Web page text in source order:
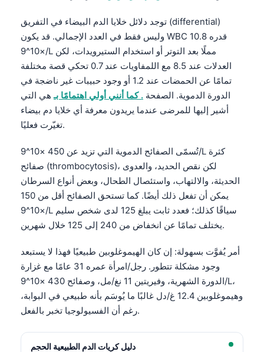
توجد دلائل خلايا الدم البيضاء في التفريق (differential)
وليس فقط في العدد الإجمالي. قد يكون WBC قدره 10.8
×10^9/L مملًا بعد التوتر أو استخدام الستيرويدات، لكن
العدلات عند 8.5 مع اللمفاويات عند 0.7 تحكي قصة مختلفة
تمامًا عن الحمضات عند 1.2 أو وجود حبيبات غير ناضجة في
الدورة الدموية. الصفحة . كما أنني أولي اهتمامًا بـهي التي
أشير إليها للمرضى عندما يريدون معرفة أي خلايا دم بيضاء
تغيّرت فعليًا.
تُسمّى الصفائح الدموية التي تزيد عن 450 ×10^9/L كثرة
صفائح (thrombocytosis)، لكن نقص الحديد، والعدوى
الحديثة، والالتهاب، واستئصال الطحال، وبعض أنواع السرطان
يمكن أن تفعل ذلك أيضًا. كما تستحق الصفائح أقل من 150
×10^9/L سياقًا كذلك؛ فعدد ثابت يبلغ 125 لدى شخص سليم
يختلف تمامًا عن انخفاض من 240 إلى 125 خلال شهرين.
أمر يُفوَّت بسهولة: إن كان الهيموغلوبين طبيعيًا فهذا لا يستبعد
وجود مشكلة تتطور. رجل/امرأة عمره 31 عامًا مع غزارة
الدورة الشهرية، وفيريتين 11 نغ/مل، وصفائح 430 ×10^9/L،
وهيموغلوبين 12.4 غ/دل غالبًا ما يُوسَم بأنه طبيعي في البوابة،
رغم أن الفسيولوجيا تخبر بالفعل.
دليل كريات الدم الطبيعية الحجم